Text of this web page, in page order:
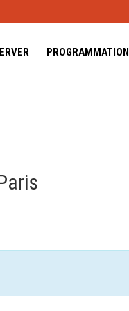
PROGRAMMATION